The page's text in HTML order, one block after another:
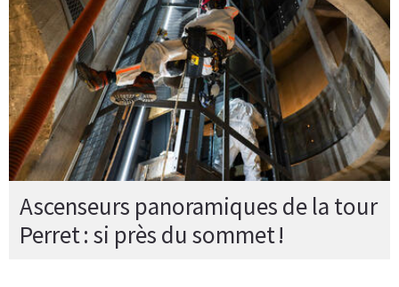
Ascenseurs panoramiques de la tour
Perret : si près du sommet !